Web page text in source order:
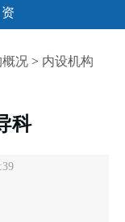
况 > 内设机构
科